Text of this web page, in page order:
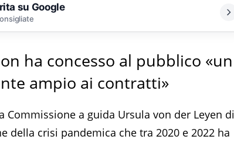
su Google
ha concesso al pubblico «un
ampio ai contratti»
Commissione a guida Ursula von der Leyen di
della crisi pandemica che tra 2020 e 2022 ha